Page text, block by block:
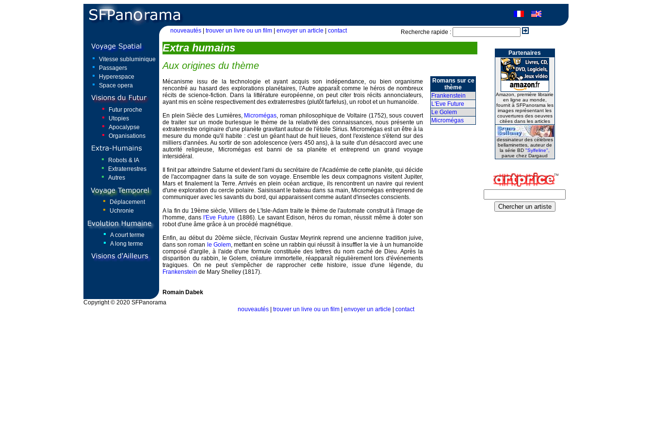
nouveautés trouver un livre ou un film envoyer un article contact Recherche rapide :
Vitesse subluminique
Passagers
Hyperespace
Space opera
Futur proche
Utopies
Apocalypse
Organisations
Robots & IA
Extraterrestres
Autres
Déplacement
Uchronie
A court terme
A long terme
Extra humains
Aux origines du thème
Mécanisme issu de la technologie et ayant acquis son indépendance, ou bien organisme
rencontré au hasard des explorations planétaires, l'Autre apparaît comme le héros de nombreux
récits de science-fiction. Dans la littérature européenne, on peut citer trois récits annonciateurs,
ayant mis en scène respectivement des extraterrestres (plutôt farfelus), un robot et un humanoïde.
En plein Siècle des Lumières, Micromégas, roman philosophique de Voltaire (1752), sous couvert
de traiter sur un mode burlesque le thème de la relativité des connaissances, nous présente un
extraterrestre originaire d'une planète gravitant autour de l'étoile Sirius. Micromégas est un être à la
mesure du monde qu'il habite : c'est un géant haut de huit lieues, dont l'existence s'étend sur des
milliers d'années. Au sortir de son adolescence (vers 450 ans), à la suite d'un désaccord avec une
autorité religieuse, Micromégas est banni de sa planète et entreprend un grand voyage
intersidéral.
Il finit par atteindre Saturne et devient l'ami du secrétaire de l'Académie de cette planète, qui décide
de l'accompagner dans la suite de son voyage. Ensemble les deux compagnons visitent Jupiter,
Mars et finalement la Terre. Arrivés en plein océan arctique, ils rencontrent un navire qui revient
d'une exploration du cercle polaire. Saisissant le bateau dans sa main, Micromégas entreprend de
communiquer avec les savants du bord, qui apparaissent comme autant d'insectes conscients.
A la fin du 19ème siècle, Villiers de L'Isle-Adam traite le thème de l'automate construit à l'image de
l'homme, dans l'Eve Future (1886). Le savant Edison, héros du roman, réussit même à doter son
robot d'une âme grâce à un procédé magnétique.
Enfin, au début du 20ème siècle, l'écrivain Gustav Meyrink reprend une ancienne tradition juive,
dans son roman le Golem, mettant en scène un rabbin qui réussit à insuffler la vie à un humanoïde
composé d'argile, à l'aide d'une formule constituée des lettres du nom caché de Dieu. Après la
disparition du rabbin, le Golem, créature immortelle, réapparaît régulièrement lors d'événements
tragiques. On ne peut s'empêcher de rapprocher cette histoire, issue d'une légende, du
Frankenstein de Mary Shelley (1817).
Romain Dabek
Romans sur ce
thème
Frankenstein
L'Eve Future
Le Golem
Micromégas
Partenaires
Amazon, première librairie
en ligne au monde,
fournit à SFPanorama les
images représentant les
couvertures des oeuvres
citées dans les articles
dessinateur des célèbres
bellaminettes, auteur de
la série BD "Sylfeline",
parue chez Dargaud
Copyright © 2020 SFPanorama
nouveautés
trouver un livre ou un film envoyer un article contact